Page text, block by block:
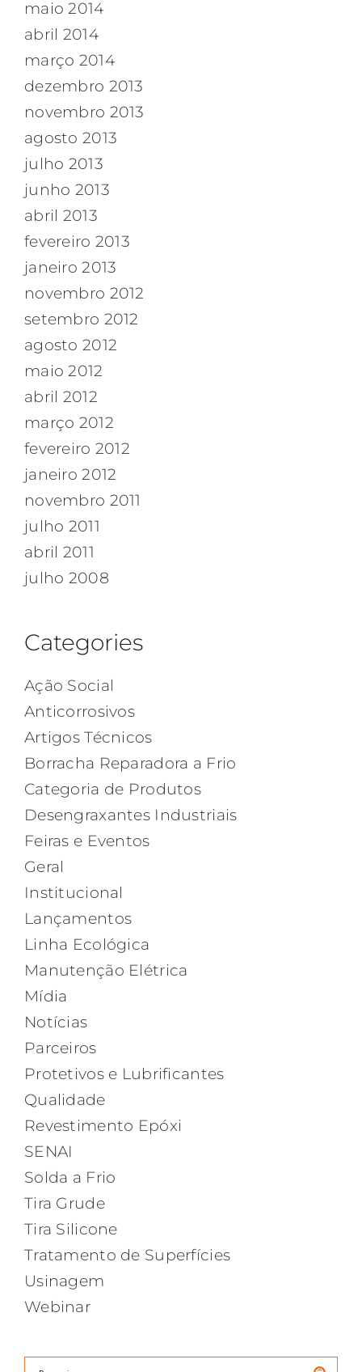
maio 2014
abril 2014
março 2014
dezembro 2013
novembro 2013
agosto 2013
julho 2013
junho 2013
abril 2013
fevereiro 2013
janeiro 2013
novembro 2012
setembro 2012
agosto 2012
maio 2012
abril 2012
março 2012
fevereiro 2012
janeiro 2012
novembro 2011
julho 2011
abril 2011
julho 2008
Categories
Ação Social
Anticorrosivos
Artigos Técnicos
Borracha Reparadora a Frio
Categoria de Produtos
Desengraxantes Industriais
Feiras e Eventos
Geral
Institucional
Lançamentos
Linha Ecológica
Manutenção Elétrica
Mídia
Notícias
Parceiros
Protetivos e Lubrificantes
Qualidade
Revestimento Epóxi
SENAI
Solda a Frio
Tira Grude
Tira Silicone
Tratamento de Superfícies
Usinagem
Webinar